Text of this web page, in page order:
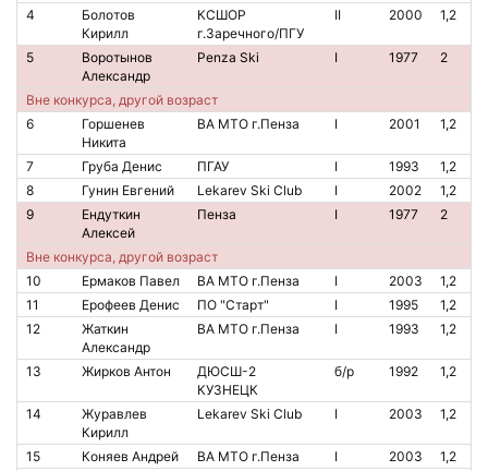
4
Болотов
Кирилл
КСШОР
г.Заречного/ПГУ
II 2000 1,2
5
Воротынов
Александр
Penza Ski I 1977 2
Вне конкурса, другой возраст
6
Горшенев
Никита
ВА МТО г.Пенза I 2001 1,2
7 Груба Денис ПГАУ I 1993
1,2
8
Гунин Евгений Lekarev Ski Club I 2002
1,2
9
Ендуткин
Алексей
Пенза I 1977 2
Вне конкурса, другой возраст
10
Ермаков Павел ВА МТО г.Пенза I 2003
1,2
11
Ерофеев Денис ПО "Старт" I 1995
1,2
12
Жаткин
Александр
ВА МТО г.Пенза I 1993 1,2
13 Жирков Антон
ДЮСШ-2
КУЗНЕЦК
б/р 1992 1,2
14
Журавлев
Кирилл
Lekarev Ski Club I 2003 1,2
15 Коняев Андрей ВА МТО г.Пенза I 2003
1,2